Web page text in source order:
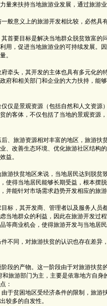
量来扶持当地旅游业发展，通过旅游
意义上的旅游开发相比较，必然具
要目标是解决当地群众脱贫致富的
用，促进当地旅游业的可持续发展。
。
头，其开发的主体也具有多元化的
府和相关部门和企业的大力扶持，能
是景观资源（包括自然和人文资源
的客体，不仅包括了当地的景观资源
旅游资源相对丰富的地区，旅游扶
、改善生态环境、优化旅游社区结构
益。
扶贫地区来说，当地居民达到脱贫
使得当地居民能够长期受益，根本摆
并能针对市场需求趋势开发相应的旅
，其开发商、管理者以及服务人员
当地群众的利益，因此在旅游开发过
等商业机会，使得旅游开发与当地居
同，对旅游扶贫的认识也存在差异
的产物。这一阶段由于对旅游扶贫
旅游部门为主，主要是依靠地方自
：
贫困地区受经济条件的限制，旅游
较多的自发性。